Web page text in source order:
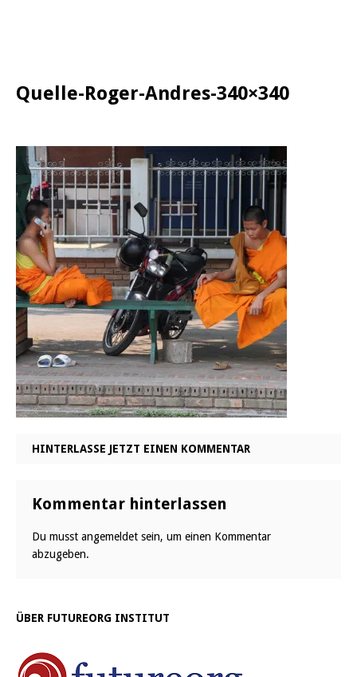
Quelle-Roger-Andres-340×340
HINTERLASSE JETZT EINEN KOMMENTAR
Kommentar hinterlassen
Du musst angemeldet sein, um einen Kommentar
abzugeben.
ÜBER FUTUREORG INSTITUT